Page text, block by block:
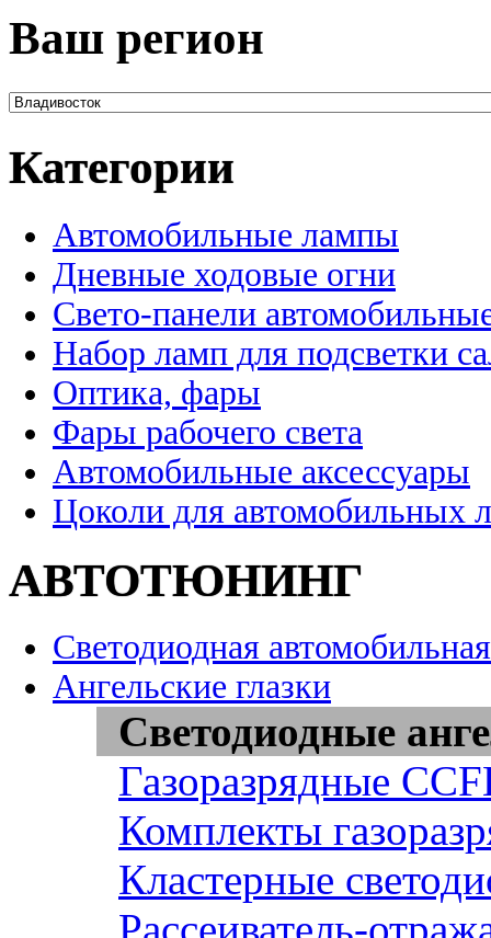
Ваш регион
Категории
Автомобильные лампы
Дневные ходовые огни
Свето-панели
Набор ламп для подсветки
Оптика, фары
Фары рабочего света
Автомобильные аксессуары
Цоколи для автомобильных
АВТОТЮНИНГ
Светодиодная
Ангельские глазки
Светодиодные
Газоразрядные
Комплекты
Кластерные